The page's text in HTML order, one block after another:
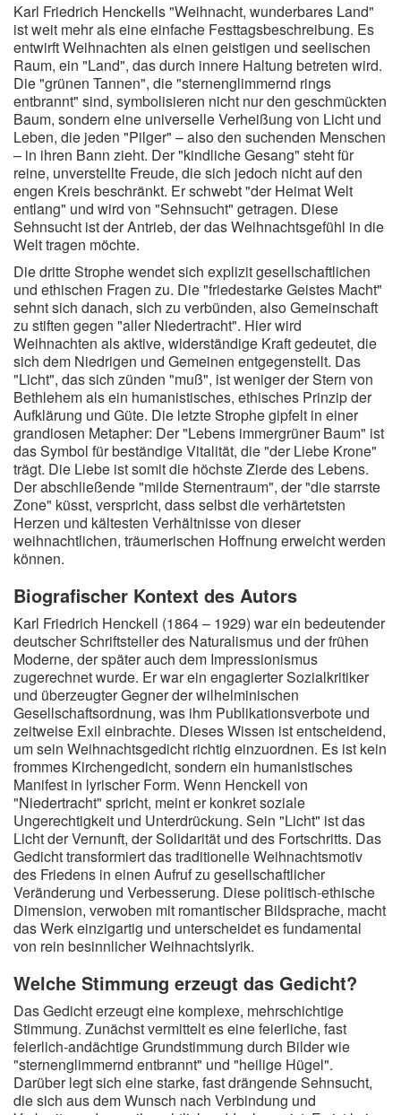
Karl Friedrich Henckells "Weihnacht, wunderbares Land"
ist weit mehr als eine einfache Festtagsbeschreibung. Es
entwirft Weihnachten als einen geistigen und seelischen
Raum, ein "Land", das durch innere Haltung betreten wird.
Die "grünen Tannen", die "sternenglimmernd rings
entbrannt" sind, symbolisieren nicht nur den geschmückten
Baum, sondern eine universelle Verheißung von Licht und
Leben, die jeden "Pilger" – also den suchenden Menschen
– in ihren Bann zieht. Der "kindliche Gesang" steht für
reine, unverstellte Freude, die sich jedoch nicht auf den
engen Kreis beschränkt. Er schwebt "der Heimat Welt
entlang" und wird von "Sehnsucht" getragen. Diese
Sehnsucht ist der Antrieb, der das Weihnachtsgefühl in die
Welt tragen möchte.
Die dritte Strophe wendet sich explizit gesellschaftlichen
und ethischen Fragen zu. Die "friedestarke Geistes Macht"
sehnt sich danach, sich zu verbünden, also Gemeinschaft
zu stiften gegen "aller Niedertracht". Hier wird
Weihnachten als aktive, widerständige Kraft gedeutet, die
sich dem Niedrigen und Gemeinen entgegenstellt. Das
"Licht", das sich zünden "muß", ist weniger der Stern von
Bethlehem als ein humanistisches, ethisches Prinzip der
Aufklärung und Güte. Die letzte Strophe gipfelt in einer
grandiosen Metapher: Der "Lebens immergrüner Baum" ist
das Symbol für beständige Vitalität, die "der Liebe Krone"
trägt. Die Liebe ist somit die höchste Zierde des Lebens.
Der abschließende "milde Sternentraum", der "die starrste
Zone" küsst, verspricht, dass selbst die verhärtetsten
Herzen und kältesten Verhältnisse von dieser
weihnachtlichen, träumerischen Hoffnung erweicht werden
können.
Biografischer Kontext des Autors
Karl Friedrich Henckell (1864 – 1929) war ein bedeutender
deutscher Schriftsteller des Naturalismus und der frühen
Moderne, der später auch dem Impressionismus
zugerechnet wurde. Er war ein engagierter Sozialkritiker
und überzeugter Gegner der wilhelminischen
Gesellschaftsordnung, was ihm Publikationsverbote und
zeitweise Exil einbrachte. Dieses Wissen ist entscheidend,
um sein Weihnachtsgedicht richtig einzuordnen. Es ist kein
frommes Kirchengedicht, sondern ein humanistisches
Manifest in lyrischer Form. Wenn Henckell von
"Niedertracht" spricht, meint er konkret soziale
Ungerechtigkeit und Unterdrückung. Sein "Licht" ist das
Licht der Vernunft, der Solidarität und des Fortschritts. Das
Gedicht transformiert das traditionelle Weihnachtsmotiv
des Friedens in einen Aufruf zu gesellschaftlicher
Veränderung und Verbesserung. Diese politisch-ethische
Dimension, verwoben mit romantischer Bildsprache, macht
das Werk einzigartig und unterscheidet es fundamental
von rein besinnlicher Weihnachtslyrik.
Welche Stimmung erzeugt das Gedicht?
Das Gedicht erzeugt eine komplexe, mehrschichtige
Stimmung. Zunächst vermittelt es eine feierliche, fast
feierlich-andächtige Grundstimmung durch Bilder wie
"sternenglimmernd entbrannt" und "heilige Hügel".
Darüber legt sich eine starke, fast drängende Sehnsucht,
die sich aus dem Wunsch nach Verbindung und